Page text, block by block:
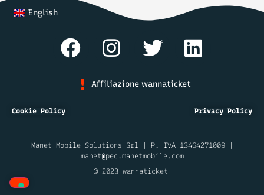
English
Affiliazione wannaticket
Cookie Policy Privacy Policy
Manet Mobile Solutions Srl | P. IVA 13464271009 |
manet@pec.manetmobile.com
© 2023 wannaticket